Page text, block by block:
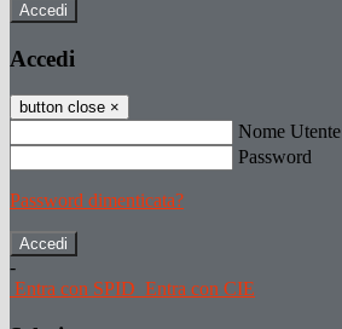
Accedi
Accedi
button close ×
Nome Utente
Password
Password dimenticata?
-
Entra con SPID Entra con CIE